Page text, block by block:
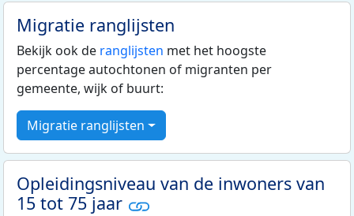
Migratie ranglijsten
Bekijk ook de ranglijsten met het hoogste
percentage autochtonen of migranten per
gemeente, wijk of buurt:
Migratie ranglijsten
Opleidingsniveau van de inwoners van
15 tot 75 jaar